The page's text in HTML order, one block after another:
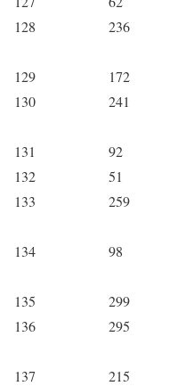
128
236
129
172
130
241
131
92
132
51
133
259
134
98
135
299
136
295
137
215